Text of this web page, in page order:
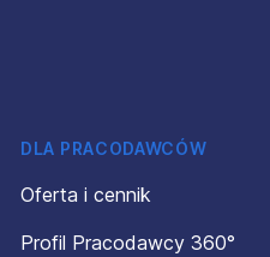
DLA PRACODAWCÓW
Oferta i cennik
Profil Pracodawcy 360°